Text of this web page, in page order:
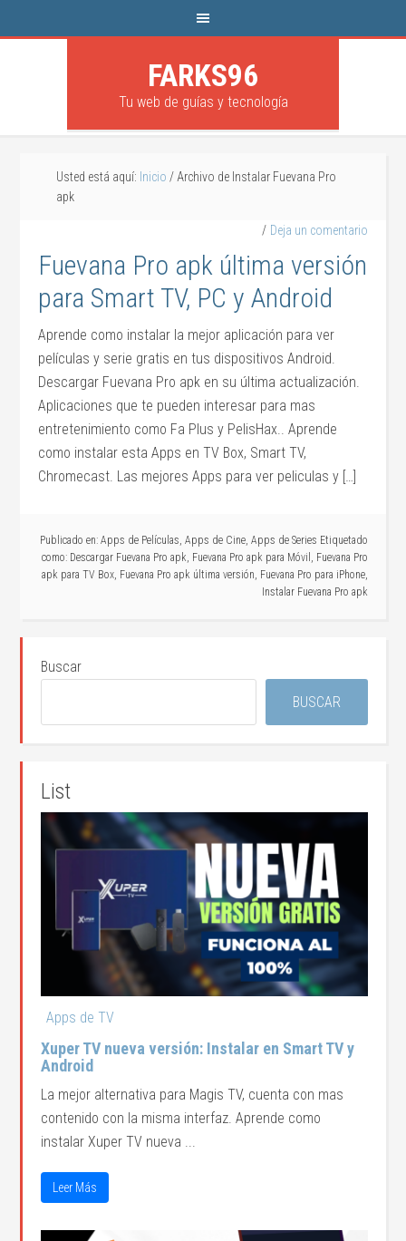
FARKS96
Tu web de guías y tecnología
Usted está aquí: Inicio / Archivo de Instalar Fuevana Pro
apk
Deja un comentario
Fuevana Pro apk última versión
para Smart TV, PC y Android
Aprende como instalar la mejor aplicación para ver
películas y serie gratis en tus dispositivos Android.
Descargar Fuevana Pro apk en su última actualización.
Aplicaciones que te pueden interesar para mas
entretenimiento como Fa Plus y PelisHax.. Aprende
como instalar esta Apps en TV Box, Smart TV,
Chromecast. Las mejores Apps para ver peliculas y […]
Publicado en: Apps de Películas, Apps de Cine, Apps de Series Etiquetado
como: Descargar Fuevana Pro apk, Fuevana Pro apk para Móvil , Fuevana Pro
apk para TV Box, Fuevana Pro apk última versión, Fuevana Pro para iPhone,
Instalar Fuevana Pro apk
Buscar
BUSCAR
List
Apps de TV
Xuper TV nueva versión: Instalar en Smart TV y
Android
La mejor alternativa para Magis TV, cuenta con mas
contenido con la misma interfaz. Aprende como
instalar Xuper TV nueva ...
Leer Más